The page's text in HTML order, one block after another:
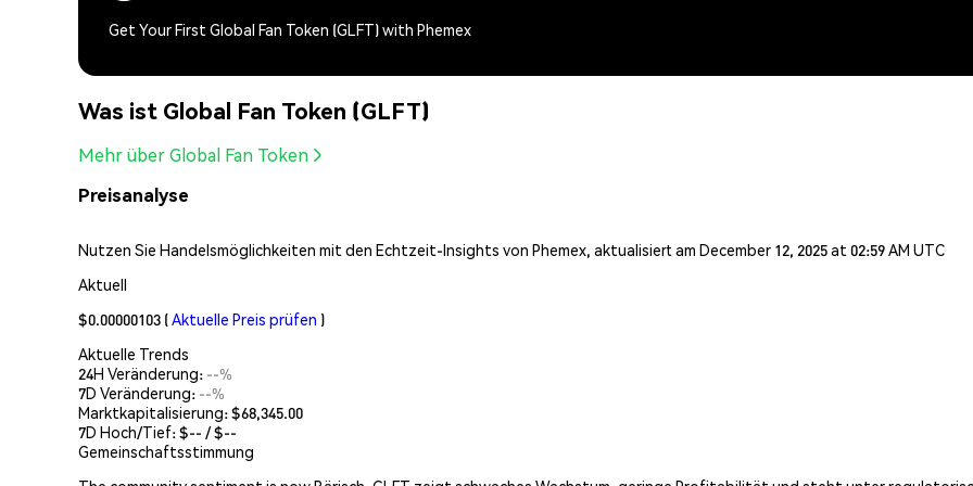
Get Your First Global Fan Token (GLFT) with Phemex
Was ist Global Fan Token (GLFT)
Mehr über Global Fan Token
Preisanalyse
Nutzen Sie Handelsmöglichkeiten mit den Echtzeit-Insights von Phemex, aktualisiert am December 12, 2025 at 02:59 AM UTC
Aktuell
$0.00000103 (Aktuelle Preis prüfen )
Aktuelle Trends
24H Veränderung: --%
7D Veränderung: --%
Marktkapitalisierung:$68,345.00
7D Hoch/Tief: $-- / $--
Gemeinschaftsstimmung